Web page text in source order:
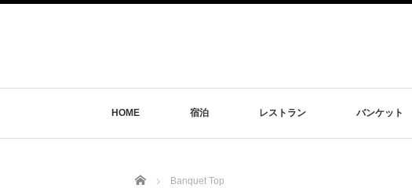
HOME 宿泊 レストラン バンケット
Home Banquet Top